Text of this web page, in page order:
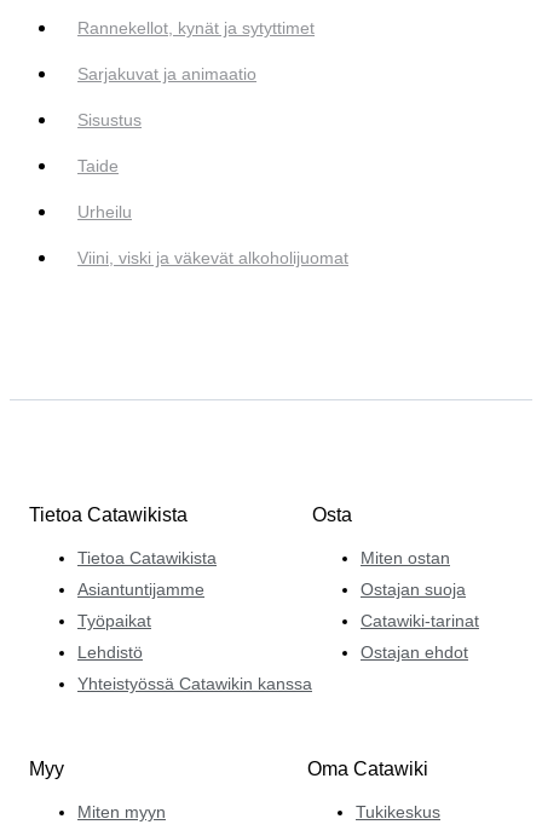
Rannekellot, kynät ja sytyttimet
Sarjakuvat ja animaatio
Sisustus
Taide
Urheilu
Viini, viski ja väkevät alkoholijuomat
Tietoa Catawikista
Tietoa Catawikista
Asiantuntijamme
Työpaikat
Lehdistö
Yhteistyössä Catawikin kanssa
Osta
Miten ostan
Ostajan suoja
Catawiki-tarinat
Ostajan ehdot
Myy
Miten myyn
Oma Catawiki
Tukikeskus